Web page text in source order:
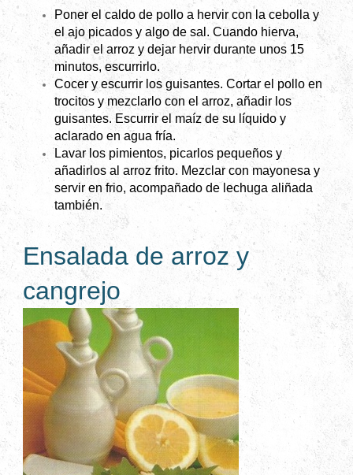
Poner el caldo de pollo a hervir con la cebolla y
el ajo picados y algo de sal. Cuando hierva,
añadir el arroz y dejar hervir durante unos 15
minutos, escurrirlo.
Cocer y escurrir los guisantes. Cortar el pollo en
trocitos y mezclarlo con el arroz, añadir los
guisantes. Escurrir el maíz de su líquido y
aclarado en agua fría.
Lavar los pimientos, picarlos pequeños y
añadirlos al arroz frito. Mezclar con mayonesa y
servir en frio, acompañado de lechuga aliñada
también.
Ensalada de arroz y
cangrejo